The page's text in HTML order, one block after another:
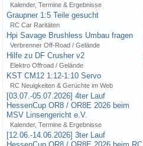
Kalender, Termine & Ergebnisse
Graupner 1:5 Teile gesucht
RC Car Raritäten
Hpi Savage Brushless Umbau fragen
Verbrenner Off-Road / Gelände
Hilfe zu DF Crusher v2
Elektro Offroad / Gelände
KST CM12 1:12-1:10 Servo
RC Neuigkeiten & Gerüchte im Web
[03.07.-05.07.2026] 4ter Lauf
HessenCup OR8 / OR8E 2026 beim
MSV Linsengericht e.V.
Kalender, Termine & Ergebnisse
[12.06.-14.06.2026] 3ter Lauf